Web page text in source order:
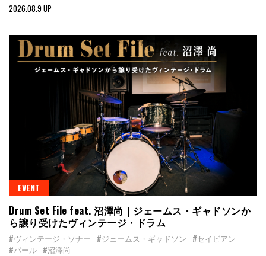
2026.08.9 UP
EVENT
Drum Set File feat. 沼澤尚｜ジェームス・ギャドソンか
ら譲り受けたヴィンテージ・ドラム
#ヴィンテージ・ソナー #ジェームス・ギャドソン #セイビアン
#パール #沼澤尚